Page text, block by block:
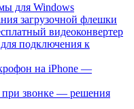
для Windows
загрузочной флешки
видеоконвертер
подключения к
на iPhone —
при звонке — решения